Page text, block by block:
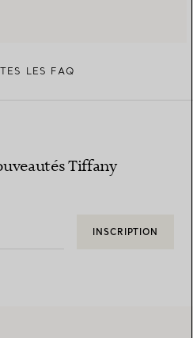
LES FAQ
Tiffany
INSCRIPTION